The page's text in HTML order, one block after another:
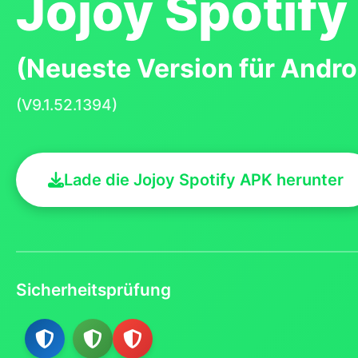
(Neueste Version für
(V9.1.52.1394)
Lade die Jojoy Spotify APK herunter
Sicherheitsprüfung